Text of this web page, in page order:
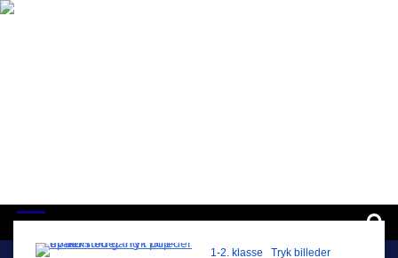
Skip
1-2. klasse Tryk billeder